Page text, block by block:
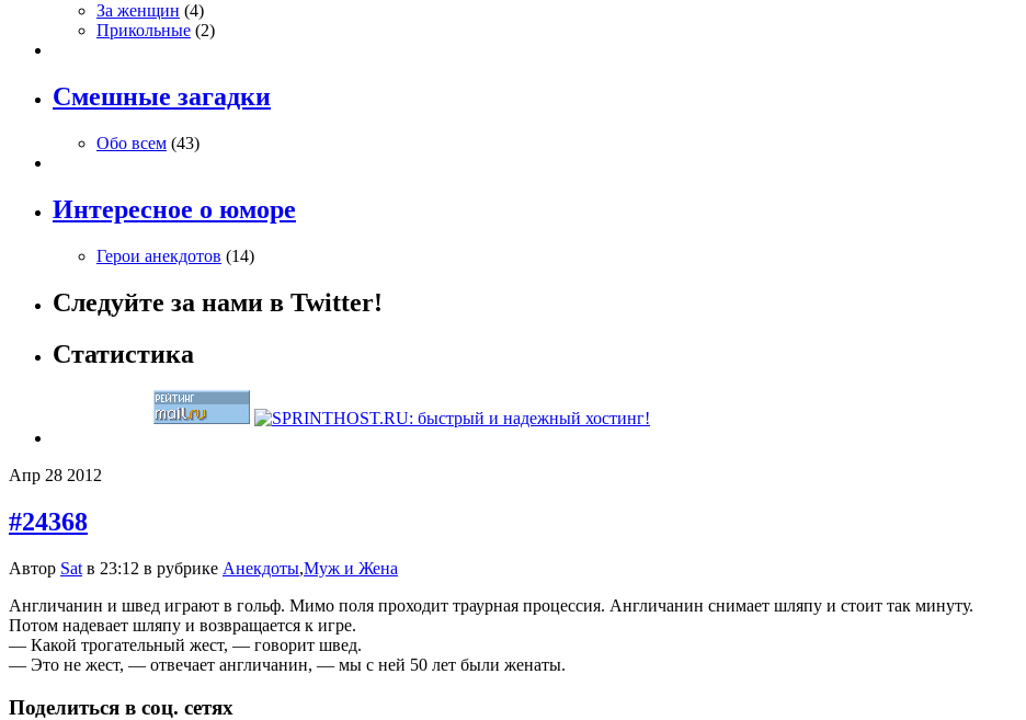
За женщин (4)
Прикольные (2)
Смешные загадки
Обо всем (43)
Интересное о юморе
Герои анекдотов (14)
Следуйте за нами в Twitter!
Статистика
Апр 28 2012
#24368
Автор Sat в 23:12 в рубрике Анекдоты,Муж и Жена
Англичанин и швед играют в гольф. Мимо поля проходит траурная процессия. Англичанин снимает шляпу и стоит так минуту.
Потом надевает шляпу и возвращается к игре.
— Какой трогательный жест, — говорит швед.
— Это не жест, — отвечает англичанин, — мы с ней 50 лет были женаты.
Поделиться в соц. сетях